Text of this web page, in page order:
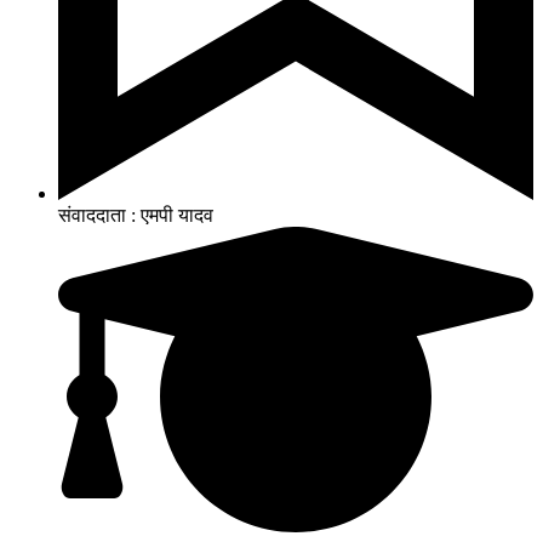
संवाददाता : एमपी यादव